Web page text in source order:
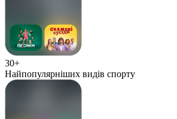
30+
Найпопулярніших видів спорту